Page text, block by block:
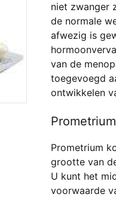
niet zwanger
de normale
afwezig is
van de
toegevoegd
ontwikkelen
Prometrium
grootte van
U kunt het
voorwaarde